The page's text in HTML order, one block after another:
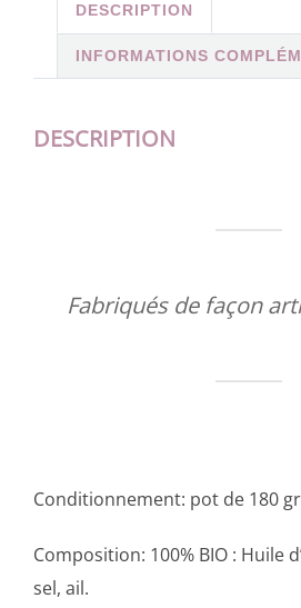
DESCRIPTION
INFORMATIONS
DESCRIPTION
Fabriqués de façon
Conditionnement: pot de 180 gr
Composition: 100% BIO : Huile
sel, ail.